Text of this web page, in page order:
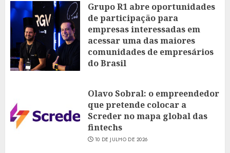
Grupo R1 abre oportunidades
de participação para
empresas interessadas em
acessar uma das maiores
comunidades de empresários
do Brasil
Olavo Sobral: o empreendedor
que pretende colocar a
Screder no mapa global das
fintechs
10 DE JULHO DE 2026